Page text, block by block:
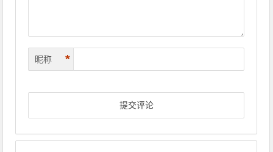
昵称 *